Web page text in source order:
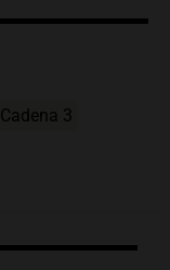
Cadena 3